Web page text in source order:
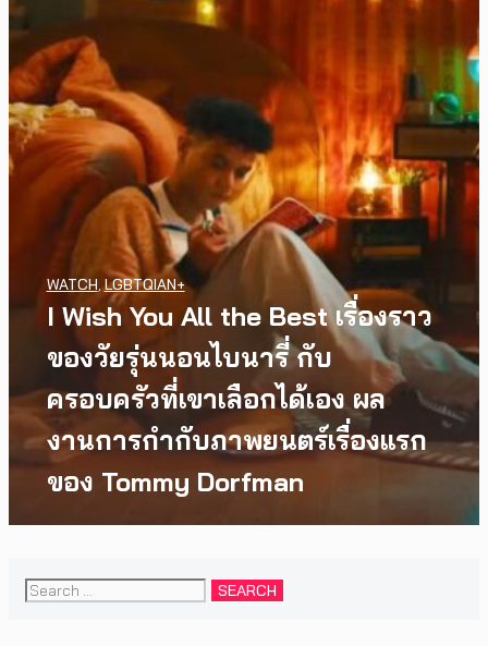
I Wish You All the Best เรื่องราว
ของวัยรุ่นนอนไบนารี่ กับ
ครอบครัวที่เขาเลือกได้เอง ผล
งานการกำกับภาพยนตร์เรื่องแรก
ของ Tommy Dorfman
WATCH ,LGBTQIAN+
Search